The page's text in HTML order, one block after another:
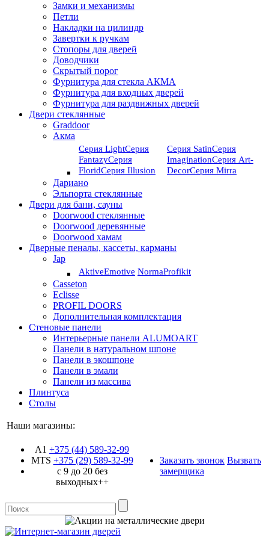
Замки и механизмы
Петли
Накладки на цилиндр
Завертки к ручкам
Стопоры для дверей
Доводчики
Скрытый порог
Фурнитура для стекла АКМА
Фурнитура для входных дверей
Фурнитура для раздвижных дверей
Двери стеклянные
Graddoor
Акма
Серия LightСерия
FantazyСерия
FloridСерия Illusion
Серия SatinСерия
ImaginationСерия Art-
DeсorСерия Mirra
Дариано
Эльпорта стеклянные
Двери для бани, сауны
Doorwood стеклянные
Doorwood деревянные
Doorwood хамам
Дверные пеналы, кассеты, карманы
Jap
AktiveEmotive NormaProfikit
Casseton
Eclisse
PROFIL DOORS
Дополнительная комплектация
Стеновые панели
Интерьерные панели ALUMOART
Панели в натуральном шпоне
Панели в экошпоне
Панели в эмали
Панели из массива
Плинтуса
Столы
Наши магазины:
A1 +375 (44) 589-32-99
MTS +375 (29)589-32-99
с 9 до 20 без
выходных++
Заказать звонок Вызвать
замерщика